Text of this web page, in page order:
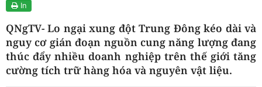
In
QNgTV- Lo ngại xung đột Trung Đông kéo dài và
nguy cơ gián đoạn nguồn cung năng lượng đang
thúc đẩy nhiều doanh nghiệp trên thế giới tăng
cường tích trữ hàng hóa và nguyên vật liệu.